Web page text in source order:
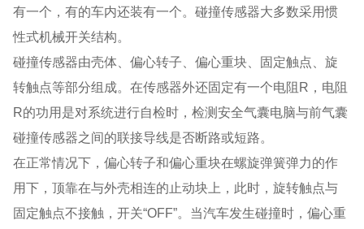
有一个，有的车内还装有一个。碰撞传感器大多数采用惯
性式机械开关结构。
碰撞传感器由壳体、偏心转子、偏心重块、固定触点、旋
转触点等部分组成。在传感器外还固定有一个电阻R，电阻
R的功用是对系统进行自检时，检测安全气囊电脑与前气囊
碰撞传感器之间的联接导线是否断路或短路。
在正常情况下，偏心转子和偏心重块在螺旋弹簧弹力的作
用下，顶靠在与外壳相连的止动块上，此时，旋转触点与
固定触点不接触，开关“OFF”。当汽车发生碰撞时，偏心重